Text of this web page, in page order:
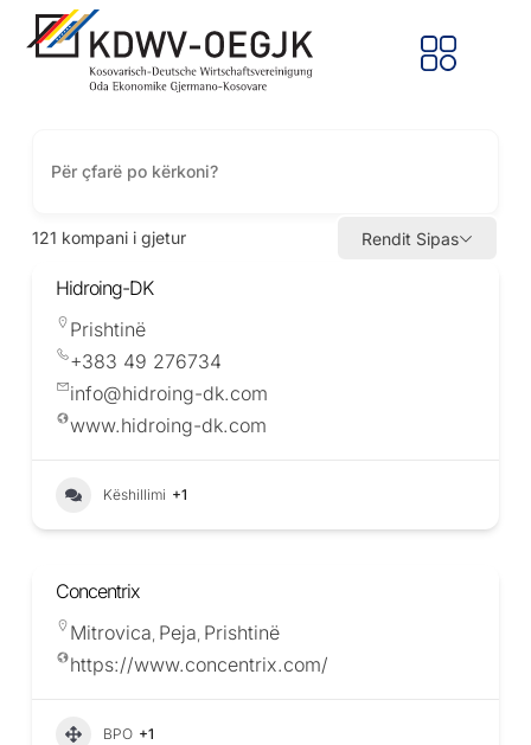
121 kompani i gjetur Rendit Sipas
Hidroing-DK
Prishtinë
+383 49 276734
info@hidroing-dk.com
www.hidroing-dk.com
Këshillimi +1
Concentrix
Mitrovica, Peja, Prishtinë
https://www.concentrix.com/
BPO +1